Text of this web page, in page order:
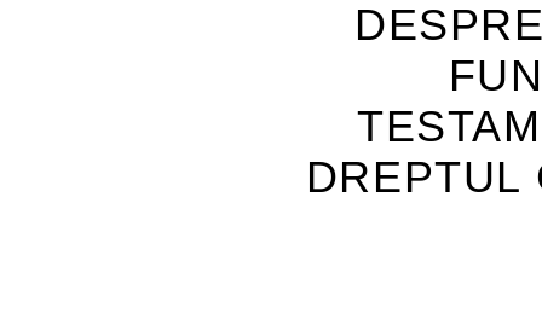
DREPTUL